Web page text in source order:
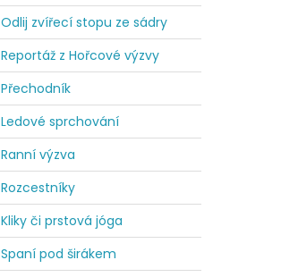
Odlij zvířecí stopu ze sádry
Reportáž z Hořcové výzvy
Přechodník
Ledové sprchování
Ranní výzva
Rozcestníky
Kliky či prstová jóga
Spaní pod širákem